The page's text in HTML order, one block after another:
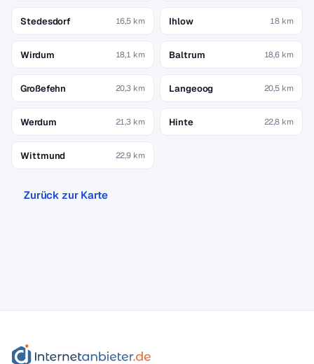
Stedesdorf 16,5 km Ihlow 18 km
Wirdum 18,1 km Baltrum 18,6 km
Großefehn 20,3 km Langeoog 20,5 km
Werdum 21,3 km Hinte 22,8 km
Wittmund 22,9 km
Zurück zur Karte